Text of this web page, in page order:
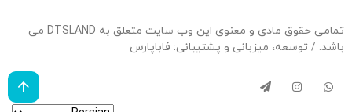
تمامی حقوق مادی و معنوی این وب سایت متعلق به DTSLAND می
باشد. / توسعه، میزبانی و پشتیبانی: فاباپارس